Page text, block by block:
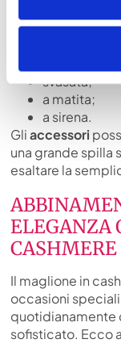
Le forme più
svasata;
a matita;
a sirena.
Gliaccessori
una grande spilla
esaltare la
ELEGANZA
CASHMERE
Il maglione in
occasioni
quotidianamente
sofisticato. Ecco